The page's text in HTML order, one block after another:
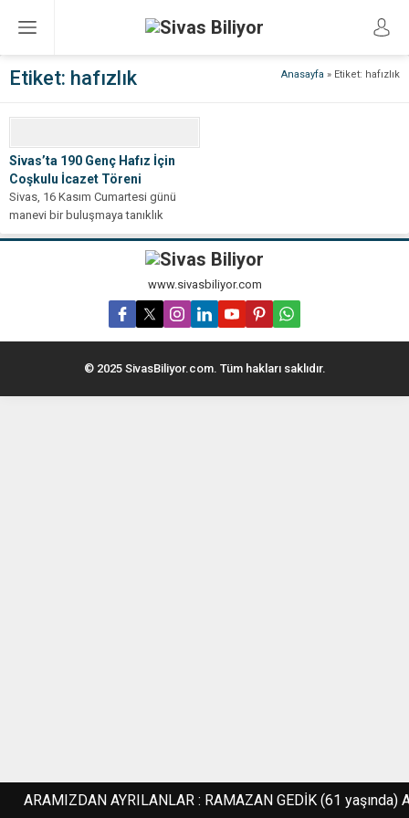
Anasayfa » Etiket: hafızlık
Etiket: hafızlık
Sivas’ta 190 Genç Hafız İçin
Coşkulu İcazet Töreni
Sivas, 16 Kasım Cumartesi günü
manevi bir buluşmaya tanıklık
edecek. İl Müftülüğü’nün ev
sahipliğinde düzenlenecek...
www.sivasbiliyor.com
© 2025 SivasBiliyor.com. Tüm hakları saklıdır.
ARAMIZDAN AYRILANLAR : RAMAZAN GEDİK (61 yaşında)